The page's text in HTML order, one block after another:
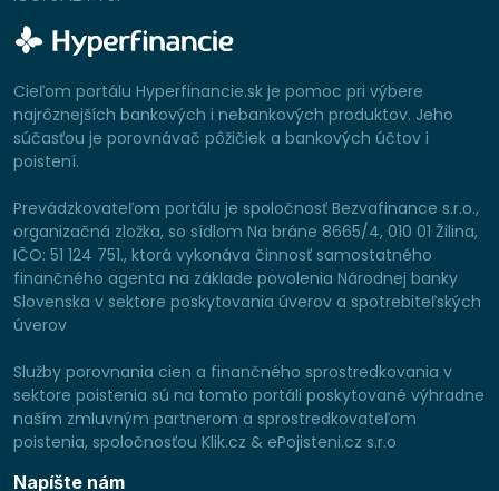
Cieľom portálu Hyperfinancie.sk je pomoc pri výbere
najrôznejších bankových i nebankových produktov. Jeho
súčasťou je porovnávač pôžičiek a bankových účtov i
poistení.
Prevádzkovateľom portálu je spoločnosť Bezvafinance s.r.o.,
organizačná zložka, so sídlom Na bráne 8665/4, 010 01 Žilina,
IČO: 51 124 751., ktorá vykonáva činnosť samostatného
finančného agenta na základe povolenia Národnej banky
Slovenska v sektore poskytovania úverov a spotrebiteľských
úverov
Služby porovnania cien a finančného sprostredkovania v
sektore poistenia sú na tomto portáli poskytované výhradne
naším zmluvným partnerom a sprostredkovateľom
poistenia, spoločnosťou Klik.cz & ePojisteni.cz s.r.o
Napíšte nám